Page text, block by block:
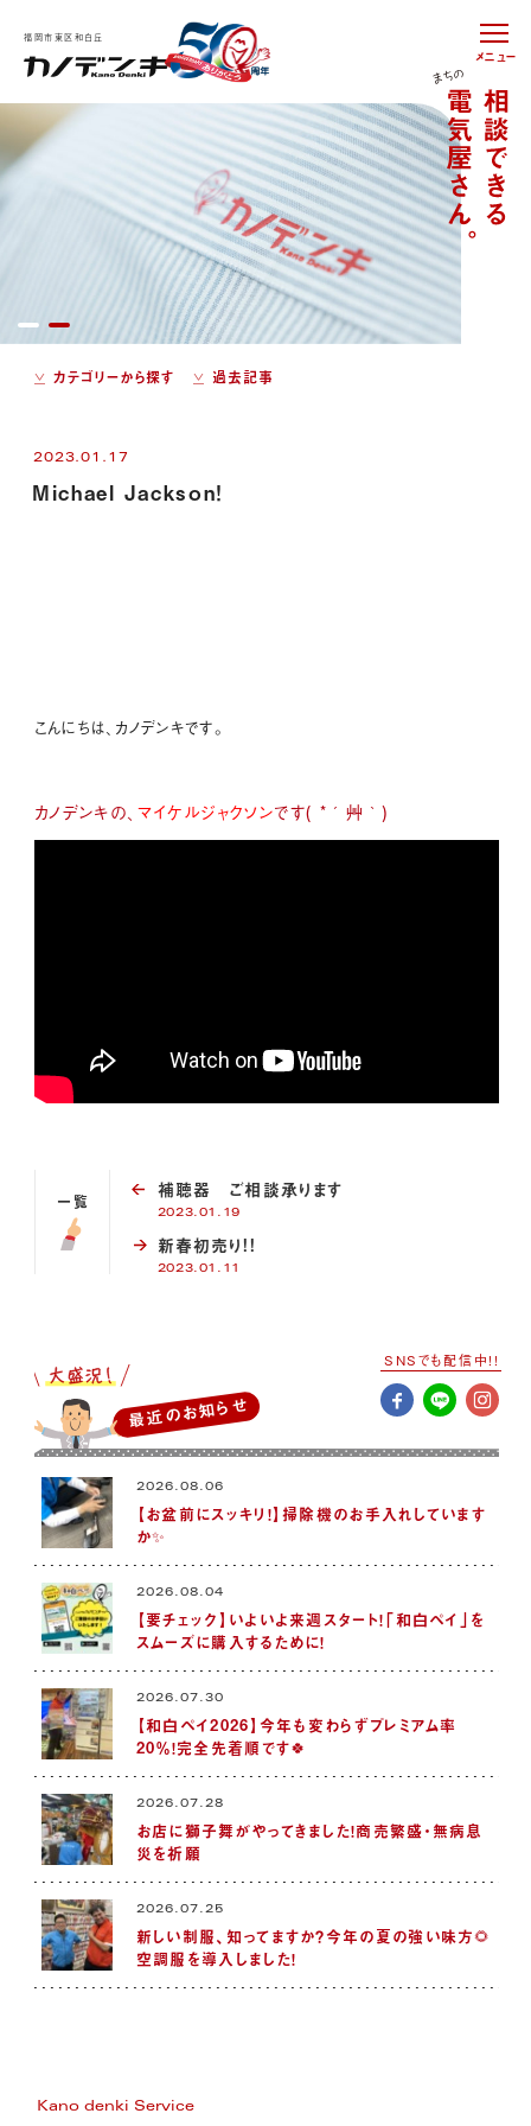
メニュー
福岡市東区和白丘
カテゴリーから探す 過去記事
2023.01.17
Michael Jackson！
こんにちは、カノデンキです。
カノデンキの、 マイケルジャクソンです( *´艸｀)
一覧 補聴器 ご相談承ります
2023.01.19
新春初売り!!
2023.01.11
最近のお知らせ
2026.08.06
【お盆前にスッキリ！】掃除機のお手入れしています
か✨
2026.08.04
【要チェック】いよいよ来週スタート！「和白ペイ」を
スムーズに購入するために！
2026.07.30
【和白ペイ2026】今年も変わらずプレミアム率
20％！完全先着順です🍀
2026.07.28
お店に獅子舞がやってきました！商売繁盛・無病息
災を祈願
2026.07.25
新しい制服、知ってますか？今年の夏の強い味方🌻
空調服を導入しました！
SNSでも配信中!!
Kano denki Service